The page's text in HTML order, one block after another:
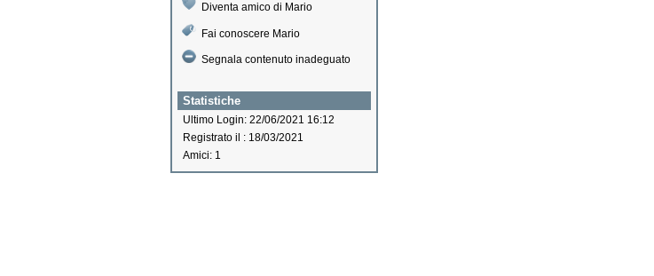
Diventa amico di Mario
Fai conoscere Mario
Segnala contenuto inadeguato
Statistiche
Ultimo Login: 22/06/2021 16:12
Registrato il : 18/03/2021
Amici: 1